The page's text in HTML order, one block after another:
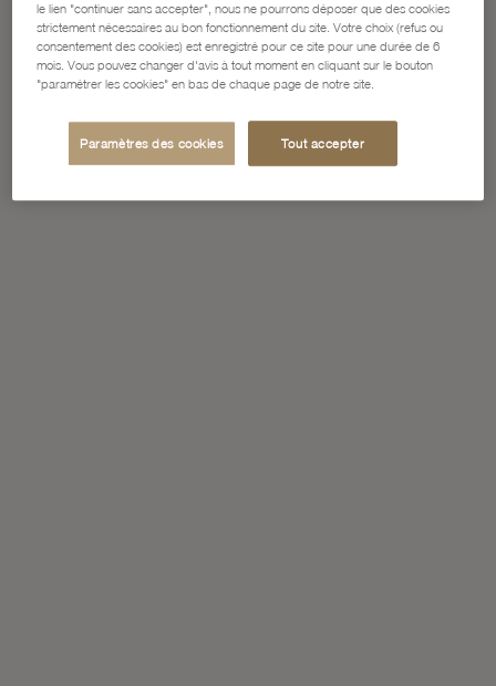
le lien "continuer sans accepter", nous ne pourrons déposer que des cookies
strictement nécessaires au bon fonctionnement du site. Votre choix (refus ou
consentement des cookies) est enregistré pour ce site pour une durée de 6
mois. Vous pouvez changer d'avis à tout moment en cliquant sur le bouton
"paramétrer les cookies" en bas de chaque page de notre site.
Paramètres des cookies Tout accepter